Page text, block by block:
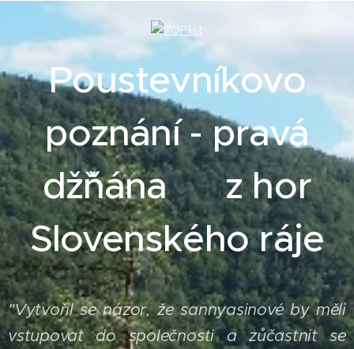
Poustevníkovo
poznání - pravá
džˇňána z hor
Slovenského ráje
"Vytvořil se názor, že sannyasinové by měli
vstupovat do společnosti a zůčastnit se